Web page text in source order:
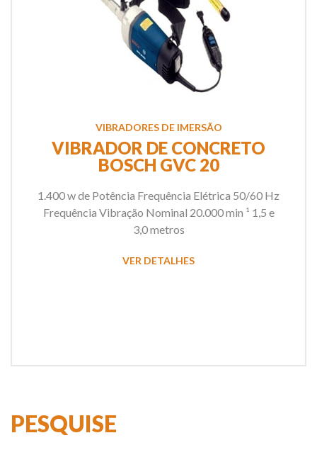
VIBRADORES DE IMERSÃO
VIBRADOR DE CONCRETO
BOSCH GVC 20
1.400 w de Potência Frequência Elétrica 50/60 Hz
Frequência Vibração Nominal 20.000 min ¹ 1,5 e
3,0 metros
VER DETALHES
PESQUISE